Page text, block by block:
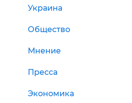
Украина
Общество
Мнение
Пресса
Экономика